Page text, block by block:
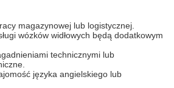
magazynowej lub logistycznej.
wózków widłowych będą dodatkowym
technicznymi lub
języka angielskiego lub